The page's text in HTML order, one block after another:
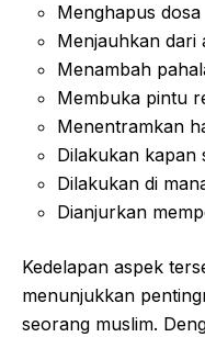
Menghapus dosa
Menjauhkan dari
Menambah
Membuka pintu
Menentramkan
Dilakukan kapan
Dilakukan di
Dianjurkan
Kedelapan aspek
menunjukkan
seorang muslim.